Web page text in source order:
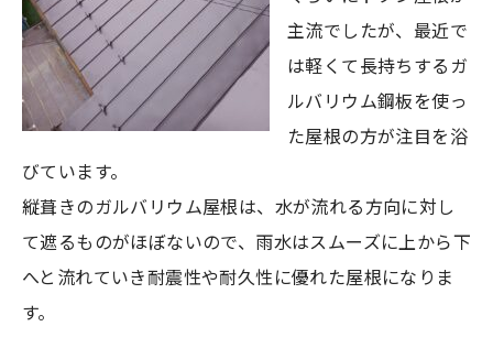
主流でしたが、最近で
は軽くて長持ちするガ
ルバリウム鋼板を使っ
た屋根の方が注目を浴
びています。
縦葺きのガルバリウム屋根は、水が流れる方向に対し
て遮るものがほぼないので、雨水はスムーズに上から下
へと流れていき耐震性や耐久性に優れた屋根になりま
す。